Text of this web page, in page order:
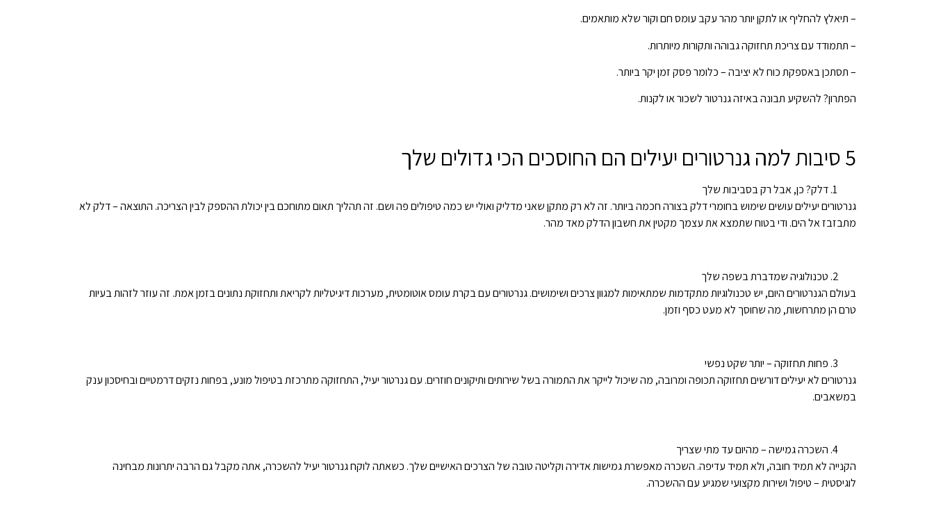
– תיאלץ להחליף או לתקן יותר מהר עקב עומס חם וקור שלא מותאמים.
– תתמודד עם צריכת תחזוקה גבוהה ותקורות מיותרות.
– תסתכן באספקת כוח לא יציבה – כלומר פסק זמן יקר ביותר.
הפתרון? להשקיע תבונה באיזה גנרטור לשכור או לקנות.
5 סיבות למה גנרטורים יעילים הם החוסכים הכי גדולים שלך
דלק? כן, אבל רק בסביבות שלך
גנרטורים יעילים עושים שימוש בחומרי דלק בצורה חכמה ביותר. זה לא רק מתקן שאני מדליק ואולי יש כמה טיפולים פה ושם. זה תהליך תאום מתוחכם בין יכולת ההספק לבין הצריכה. התוצאה – דלק לא
מתבזבז אל הים. ודי בטוח שתמצא את עצמך מקטין את חשבון הדלק מאד מהר.
טכנולוגיה שמדברת בשפה שלך
בעולם הגנרטורים היום, יש טכנולוגיות מתקדמות שמתאימות למגוון צרכים ושימושים. גנרטורים עם בקרת עומס אוטומטית, מערכות דיגיטליות לקריאת ותחזוקת נתונים בזמן אמת. זה עוזר לזהות בעיות
טרם הן מתרחשות, מה שחוסך לא מעט כסף וזמן.
פחות תחזוקה – יותר שקט נפשי
גנרטורים לא יעילים דורשים תחזוקה תכופה ומרובה, מה שיכול לייקר את התמורה בשל שירותים ותיקונים חוזרים. עם גנרטור יעיל, התחזוקה מתרכזת בטיפול מונע, בפחות נזקים דרמטיים ובחיסכון ענק
במשאבים.
השכרה גמישה – מהיום עד מתי שצריך
הקנייה לא תמיד חובה, ולא תמיד עדיפה. השכרה מאפשרת גמישות אדירה וקליטה טובה של הצרכים האישיים שלך. כשאתה לוקח גנרטור יעיל להשכרה, אתה מקבל גם הרבה יתרונות מבחינה
לוגיסטית – טיפול ושירות מקצועי שמגיע עם ההשכרה.